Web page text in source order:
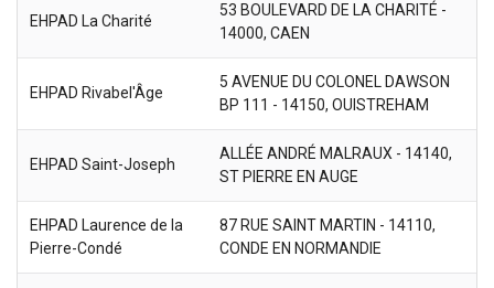
EHPAD La Charité
53 BOULEVARD DE LA CHARITÉ -
14000, CAEN
EHPAD Rivabel'Âge
5 AVENUE DU COLONEL DAWSON
BP 111 - 14150, OUISTREHAM
EHPAD Saint-Joseph
ALLÉE ANDRÉ MALRAUX - 14140,
ST PIERRE EN AUGE
EHPAD Laurence de la
Pierre-Condé
87 RUE SAINT MARTIN - 14110,
CONDE EN NORMANDIE